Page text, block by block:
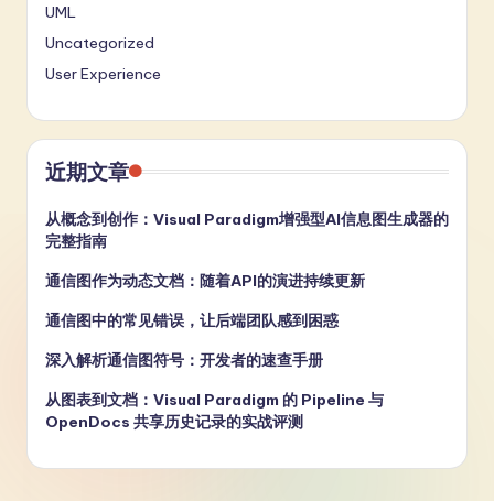
UML
Uncategorized
User Experience
近期文章
从概念到创作：Visual Paradigm增强型AI信息图生成器的
完整指南
通信图作为动态文档：随着API的演进持续更新
通信图中的常见错误，让后端团队感到困惑
深入解析通信图符号：开发者的速查手册
从图表到文档：Visual Paradigm 的 Pipeline 与
OpenDocs 共享历史记录的实战评测